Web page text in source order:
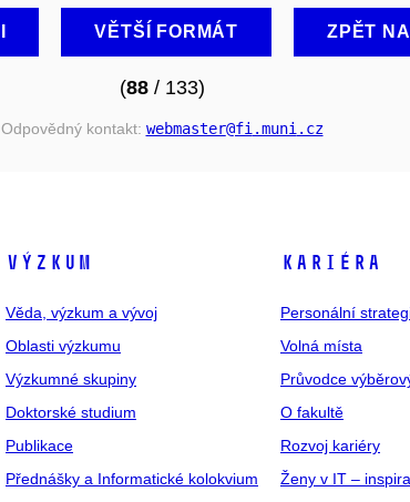
VĚTŠÍ FORMÁT ZPĚT
(88/ 133)
Odpovědný kontakt: webmaster@fi .muni .cz
VÝZKUM
Věda, výzkum a vývoj
Oblasti výzkumu
Výzkumné skupiny
Doktorské studium
Publikace
Přednášky a Informatické kolokvium
KARIÉRA
Personální
Volná místa
Průvodce
O fakultě
Rozvoj kariéry
Ženy v IT –